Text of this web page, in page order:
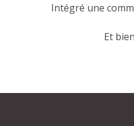
Intégré une
Et